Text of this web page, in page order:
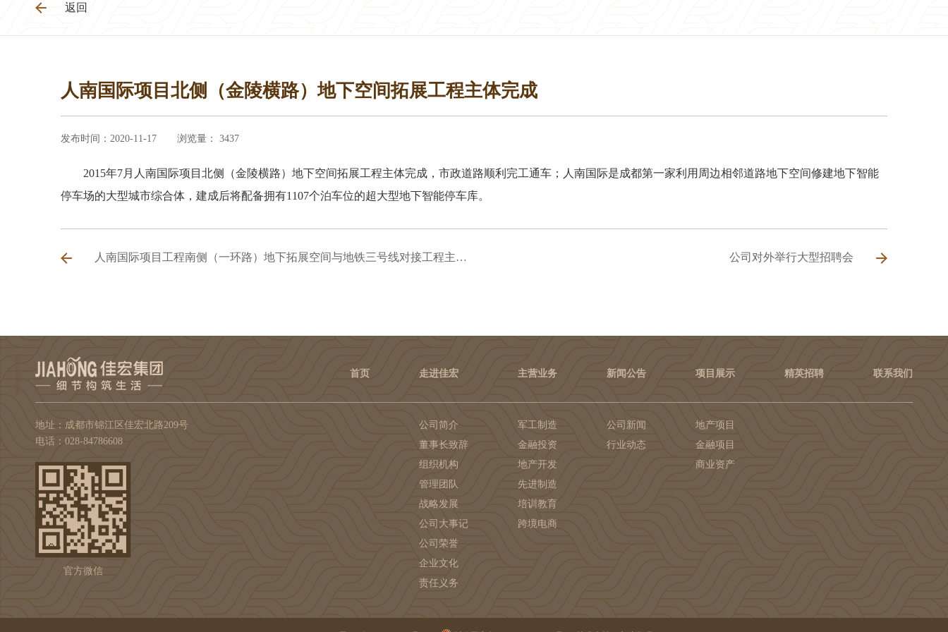
返回
人南国际项目北侧（金陵横路）地下空间拓展工程主体完成
发布时间：2020-11-17 浏览量： 3437
2015年7月人南国际项目北侧（金陵横路）地下空间拓展工程主体完成，市政道路顺利完工通车；人南国际是成都第一家利用周边相邻道路地下空间修建地下智能
停车场的大型城市综合体，建成后将配备拥有1107个泊车位的超大型地下智能停车库。
人南国际项目工程南侧（一环路）地下拓展空间与地铁三号线对接工程主体完成 公司对外举行大型招聘会
地址：成都市锦江区佳宏北路209号
电话：028-84786608
官方微信
首页 走进佳宏
公司简介
董事长致辞
组织机构
管理团队
战略发展
公司大事记
公司荣誉
企业文化
责任义务
主营业务
军工制造
金融投资
地产开发
先进制造
培训教育
跨境电商
新闻公告
公司新闻
行业动态
项目展示
地产项目
金融项目
商业资产
精英招聘 联系我们